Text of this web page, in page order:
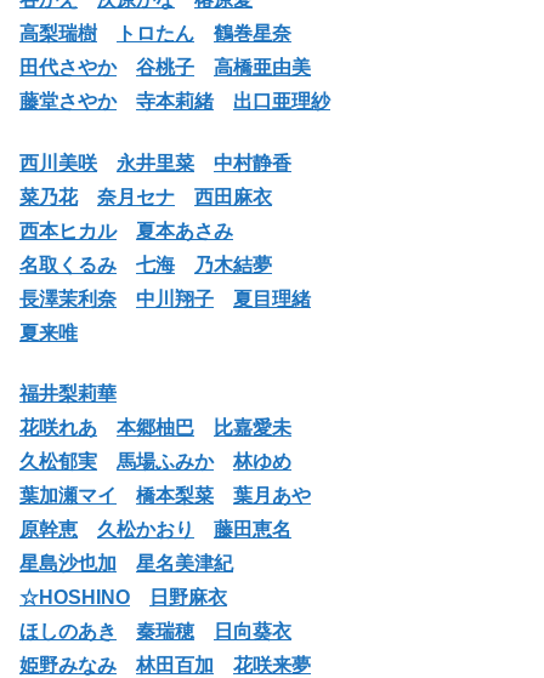
高梨瑞樹
トロたん
鶴巻星奈
田代さやか
谷桃子
高橋亜由美
藤堂さやか
寺本莉緒 出口亜理紗
西川美咲 永井里菜
中村静香
菜乃花
奈月セナ
西田麻衣
西本ヒカル
夏本あさみ
名取くるみ
七海
乃木結夢
長澤茉利奈
中川翔子
夏目理緒
夏来唯
福井梨莉華
花咲れあ
本郷柚巴
比嘉愛未
久松郁実
馬場ふみか
林ゆめ
葉加瀬マイ
橋本梨菜
葉月あや
原幹恵
久松かおり
藤田恵名
星島沙也加
星名美津紀
☆HOSHINO
日野麻衣
ほしのあき
秦瑞穂
日向葵衣
姫野みなみ
林田百加
花咲来夢